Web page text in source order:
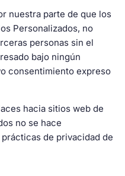
nuestra parte de que los
Personalizados, no
personas sin el
bajo ningún
consentimiento expreso
hacia sitios web de
no se hace
de privacidad de